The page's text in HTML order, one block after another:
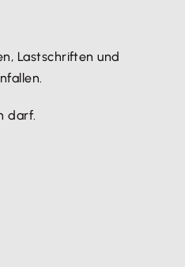
Lastschriften und
darf.